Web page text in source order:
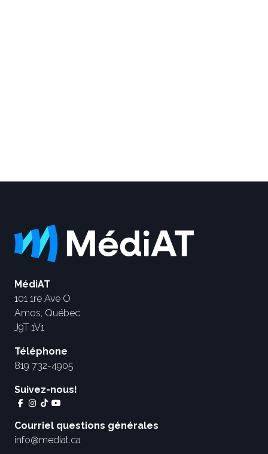
MédiAT
101 1re Ave O
Amos, Québec
J9T 1V1
Téléphone
819 732-4905
Suivez-nous!
Courriel questions générales
info@mediat.ca